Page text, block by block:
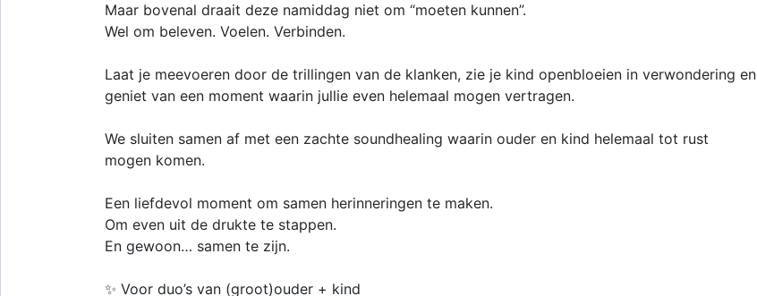
Maar bovenal draait deze namiddag niet om “moeten kunnen”.
Wel om beleven. Voelen. Verbinden.
Laat je meevoeren door de trillingen van de klanken, zie je kind openbloeien in verwondering en
geniet van een moment waarin jullie even helemaal mogen vertragen.
We sluiten samen af met een zachte soundhealing waarin ouder en kind helemaal tot rust
mogen komen.
Een liefdevol moment om samen herinneringen te maken.
Om even uit de drukte te stappen.
En gewoon… samen te zijn.
✨ Voor duo’s van (groot)ouder + kind